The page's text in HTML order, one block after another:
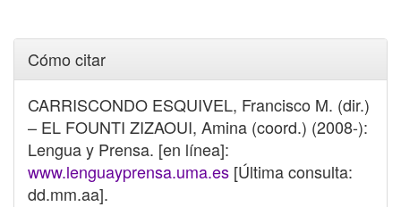
Cómo citar
CARRISCONDO ESQUIVEL, Francisco M. (dir.)
– EL FOUNTI ZIZAOUI, Amina (coord.) (2008-):
Lengua y Prensa. [en línea]:
www.lenguayprensa.uma.es [Última consulta:
dd.mm.aa].